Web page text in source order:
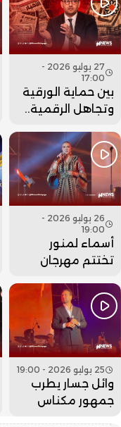
27 يوليو 2026 -
17:00
بين حماية الورقية
وتجاهل الرقمية..
بنسعيد عقارب
الساعة إلى الوراء؟
26 يوليو 2026 -
19:00
أسماء لمنور
تختتم مهرجان
جماهيري كبير..
فيديو
25 يوليو 2026 - 19:00
وائل جسار يطرب
جمهور مكناس